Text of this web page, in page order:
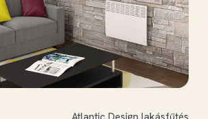
elektromos konvektorhoz
került a biztonsági
azáltal, hogy
kiegyenlíti azokat a
készülékház túlmelegedhetne.
Atlantic Design